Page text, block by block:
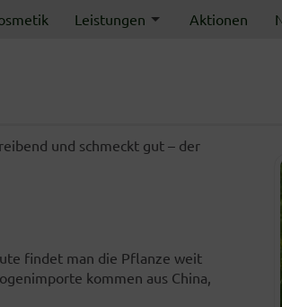
Leistungen Aktionen
und schmeckt gut – der
findet man die Pflanze weit
kommen aus China,